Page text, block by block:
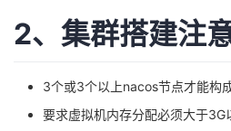
学
我
持
的
我
2、集群搭建注
3个或3个以上nacos节点才能构成
要求虚拟机内存分配必须大于3G